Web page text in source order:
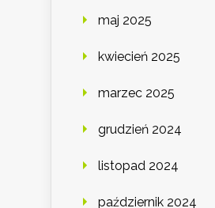
maj 2025
kwiecień 2025
marzec 2025
grudzień 2024
listopad 2024
październik 2024